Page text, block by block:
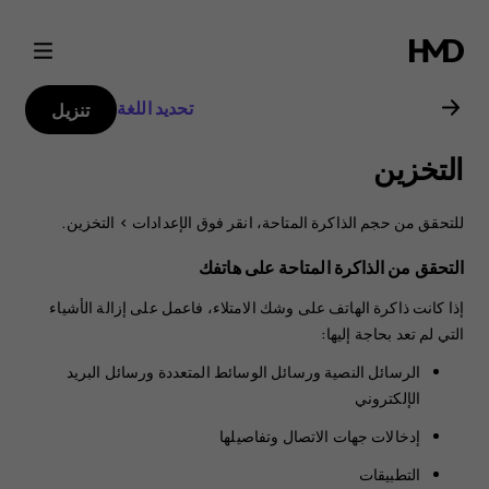
دليل
مستخدم
هاتف
Nokia
6.2
تحديد اللغة تنزيل
التخزين
للتحقق من حجم الذاكرة المتاحة، انقر فوق الإعدادات > التخزين.
التحقق من الذاكرة المتاحة على هاتفك
إذا كانت ذاكرة الهاتف على وشك الامتلاء، فاعمل على إزالة الأشياء
التي لم تعد بحاجة إليها:
الرسائل النصية ورسائل الوسائط المتعددة ورسائل البريد
الإلكتروني
إدخالات جهات الاتصال وتفاصيلها
التطبيقات